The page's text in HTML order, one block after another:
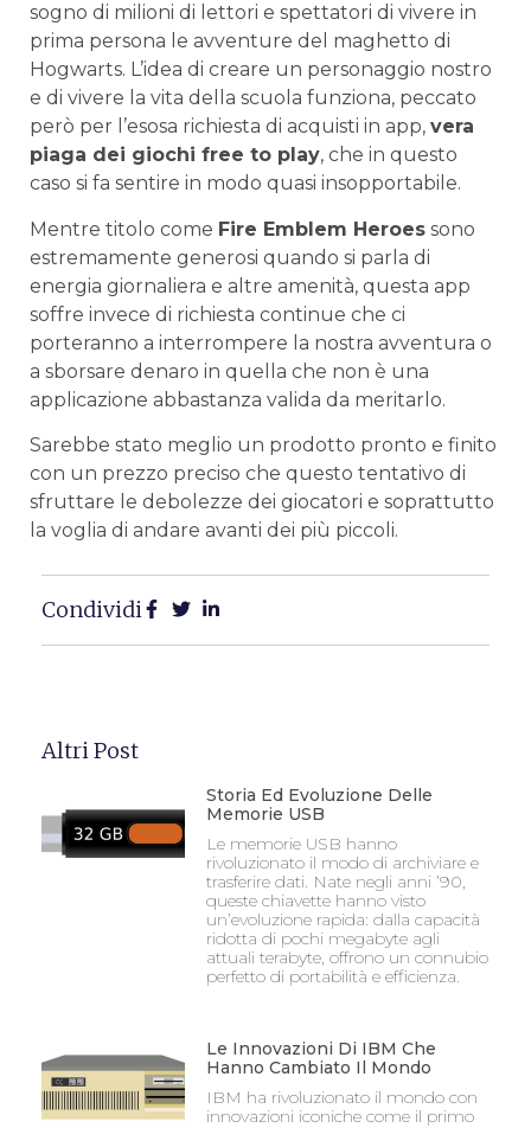
sogno di milioni di lettori e spettatori di vivere in
prima persona le avventure del maghetto di
Hogwarts. L’idea di creare un personaggio nostro
e di vivere la vita della scuola funziona, peccato
però per l’esosa richiesta di acquisti in app, vera
piaga dei giochi free to play, che in questo
caso si fa sentire in modo quasi insopportabile.
Mentre titolo come Fire Emblem Heroes sono
estremamente generosi quando si parla di
energia giornaliera e altre amenità, questa app
soffre invece di richiesta continue che ci
porteranno a interrompere la nostra avventura o
a sborsare denaro in quella che non è una
applicazione abbastanza valida da meritarlo.
Sarebbe stato meglio un prodotto pronto e finito
con un prezzo preciso che questo tentativo di
sfruttare le debolezze dei giocatori e soprattutto
la voglia di andare avanti dei più piccoli.
Condividi
Altri Post
Storia Ed Evoluzione Delle
Memorie USB
Le memorie USB hanno
rivoluzionato il modo di archiviare e
trasferire dati. Nate negli anni ’90,
queste chiavette hanno visto
un’evoluzione rapida: dalla capacità
ridotta di pochi megabyte agli
attuali terabyte, offrono un connubio
perfetto di portabilità e efficienza.
Le Innovazioni Di IBM Che
Hanno Cambiato Il Mondo
IBM ha rivoluzionato il mondo con
innovazioni iconiche come il primo